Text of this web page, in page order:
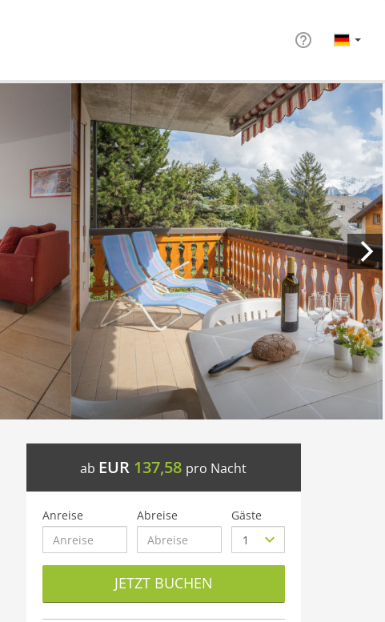
ab EUR 137,58 pro Nacht
Anreise Abreise Gäste
JETZT BUCHEN